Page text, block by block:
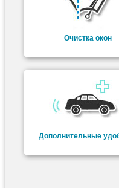
Очистка окон
Дополнительные